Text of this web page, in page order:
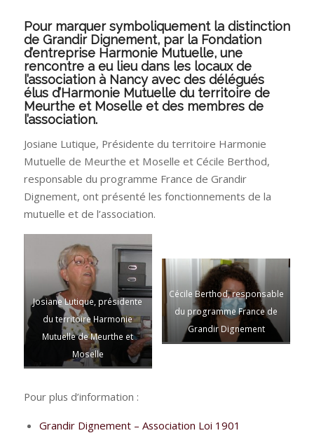
Pour marquer symboliquement la distinction
de Grandir Dignement, par la Fondation
d’entreprise Harmonie Mutuelle, une
rencontre a eu lieu dans les locaux de
l’association à Nancy avec des délégués
élus d’Harmonie Mutuelle du territoire de
Meurthe et Moselle et des membres de
l’association.
Josiane Lutique, Présidente du territoire Harmonie
Mutuelle de Meurthe et Moselle et Cécile Berthod,
responsable du programme France de Grandir
Dignement, ont présenté les fonctionnements de la
mutuelle et de l’association.
Josiane Lutique, présidente
du territoire Harmonie
Mutuelle de Meurthe et
Moselle
Cécile Berthod, responsable
du programme France de
Grandir Dignement
Pour plus d’information :
Grandir Dignement – Association Loi 1901